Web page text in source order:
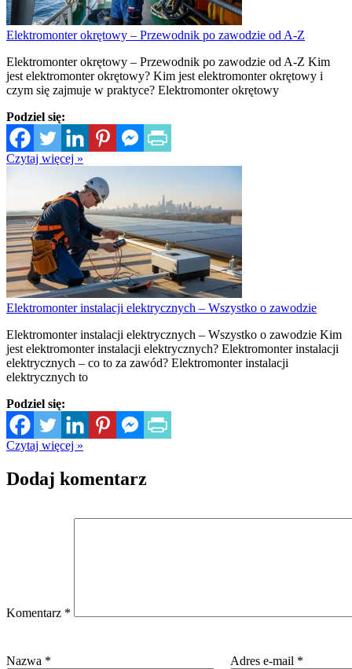
Elektromonter okrętowy – Przewodnik po zawodzie od A-Z
Elektromonter okrętowy – Przewodnik po zawodzie od A-Z Kim
jest elektromonter okrętowy? Kim jest elektromonter okrętowy i
czym się zajmuje w praktyce? Elektromonter okrętowy
Podziel się:
Czytaj więcej »
Elektromonter instalacji elektrycznych – Wszystko o zawodzie
Elektromonter instalacji elektrycznych – Wszystko o zawodzie Kim
jest elektromonter instalacji elektrycznych? Elektromonter instalacji
elektrycznych – co to za zawód? Elektromonter instalacji
elektrycznych to
Podziel się:
Czytaj więcej »
Dodaj komentarz
Komentarz *
Nazwa * Adres e-mail *